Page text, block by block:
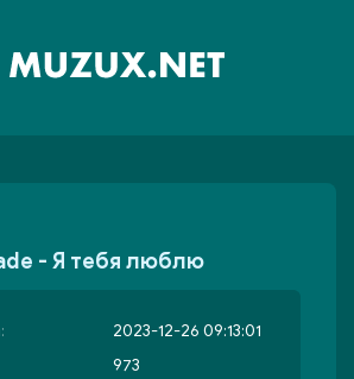
- Я тебя люблю
2023-12-26 09:13:01
973